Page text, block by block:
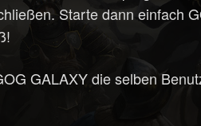
Starte dann einfach
GALAXY die selben